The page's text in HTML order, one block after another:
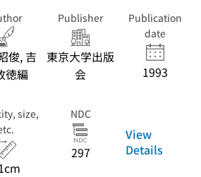
俊, 吉
徳編
Publisher
東京大学出版
会
Publication
date
1993
size,
NDC
297
View
Details